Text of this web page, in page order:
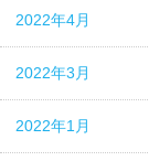
2022年4月
2022年3月
2022年1月